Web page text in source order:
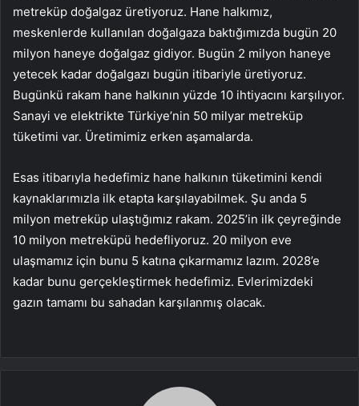
metreküp doğalgaz üretiyoruz. Hane halkımız,
meskenlerde kullanılan doğalgaza baktığımızda bugün 20
milyon haneye doğalgaz gidiyor. Bugün 2 milyon haneye
yetecek kadar doğalgazı bugün itibariyle üretiyoruz.
Bugünkü rakam hane halkının yüzde 10 ihtiyacını karşılıyor.
Sanayi ve elektrikte Türkiye’nin 50 milyar metreküp
tüketimi var. Üretimimiz erken aşamalarda.
Esas itibarıyla hedefimiz hane halkının tüketimini kendi
kaynaklarımızla ilk etapta karşılayabilmek. Şu anda 5
milyon metreküp ulaştığımız rakam. 2025’in ilk çeyreğinde
10 milyon metreküpü hedefliyoruz. 20 milyon eve
ulaşmamız için bunu 5 katına çıkarmamız lazım. 2028’e
kadar bunu gerçekleştirmek hedefimiz. Evlerimizdeki
gazın tamamı bu sahadan karşılanmış olacak.